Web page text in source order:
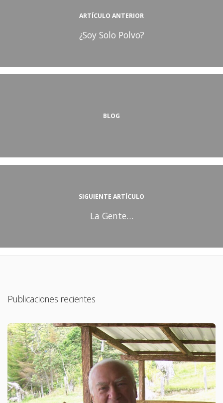
ARTÍCULO ANTERIOR
¿Soy Solo Polvo?
BLOG
SIGUIENTE ARTÍCULO
La Gente…
Publicaciones recientes